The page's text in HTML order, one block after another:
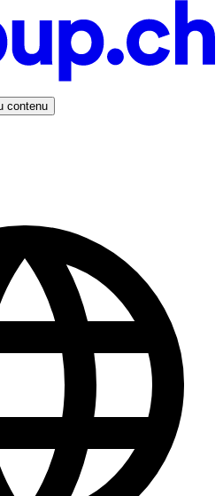
contenu